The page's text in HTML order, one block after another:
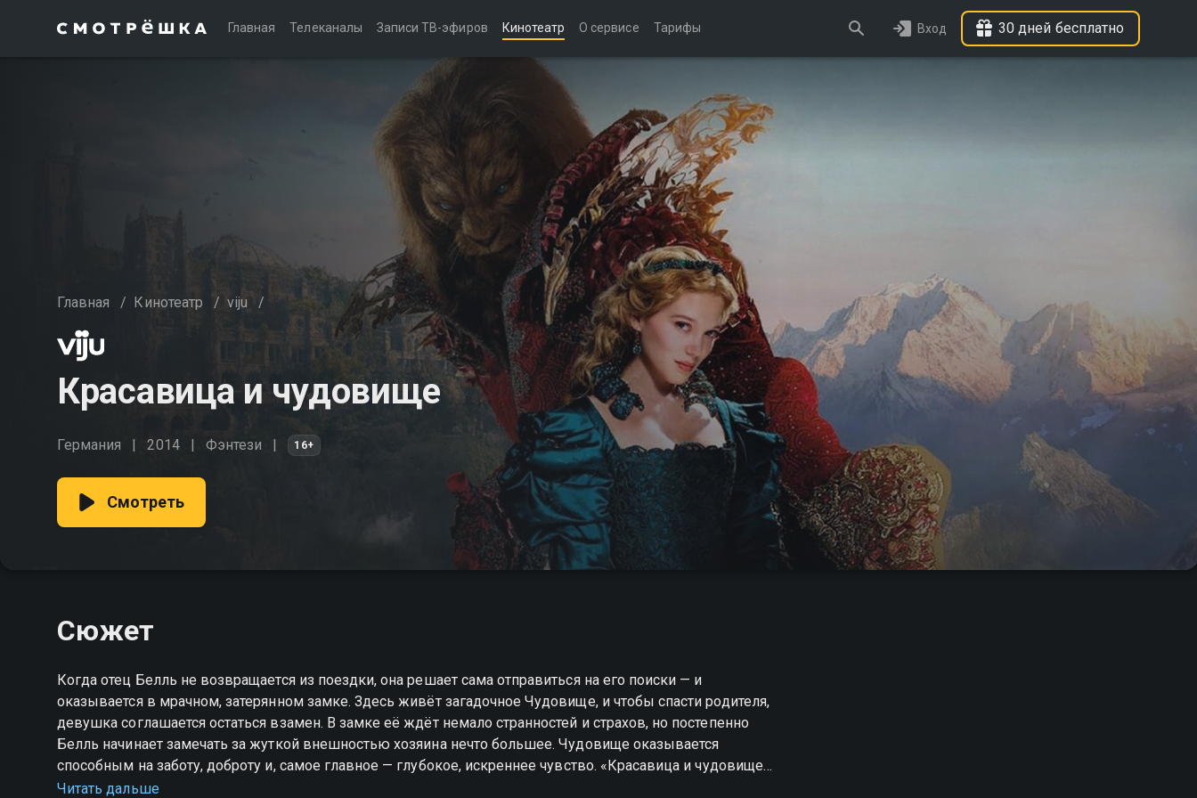
Главная Телеканалы Записи ТВ-эфиров Кинотеатр О сервисе Тарифы Вход 30 дней бесплатно
Главная / Кинотеатр / viju /
Красавица и чудовище
Германия 2014 Фэнтези 16+
Смотреть
Сюжет
Когда отец Белль не возвращается из поездки, она решает сама отправиться на его поиски — и
оказывается в мрачном, затерянном замке. Здесь живёт загадочное Чудовище, и чтобы спасти родителя,
девушка соглашается остаться взамен. В замке её ждёт немало странностей и страхов, но постепенно
Белль начинает замечать за жуткой внешностью хозяина нечто большее. Чудовище оказывается
способным на заботу, доброту и, самое главное — глубокое, искреннее чувство. «Красавица и чудовище»
— смотрите онлайн в хорошем качестве.
Читать дальше